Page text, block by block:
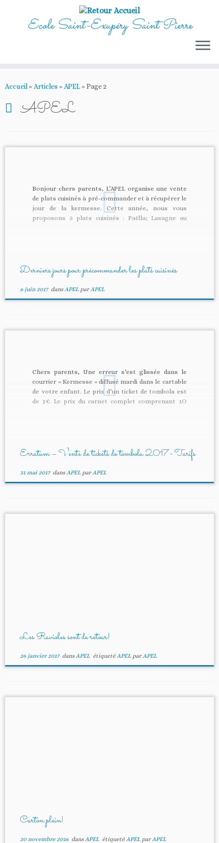
au
Ecole Saint-Exupéry Saint Pierre
Accueil » Articles » APEL» Page 2
APEL
Bonjour chers parents, L’APEL organise une vente
de plats cuisinés à pré-commander et à récupérer le
jour de la kermesse. Cette année, nous vous
proposons 3 plats cuisinés : Paëlla; Lasagne au
Derniers jours pour précommander les plats cuisinés
6 juin 2017dansAPEL parAPEL
Chers parents, Une erreur s’est glissée dans le
courrier « Kermesse » diffusé mardi dans le cartable
de votre enfant. Le prix d’un ticket de tombola est
de 2€. Le prix du carnet complet comprenant 1O
Erratum – Vente de tickets de tombola 2017- Tarifs
31 mai 2017dansAPEL parAPEL
Les Ravioles sont de retour!
26 janvier 2017dansAPEL étiquetéAPEL parAPEL
Carton plein!
20 novembre 2016dansAPEL étiquetéAPEL parAPEL